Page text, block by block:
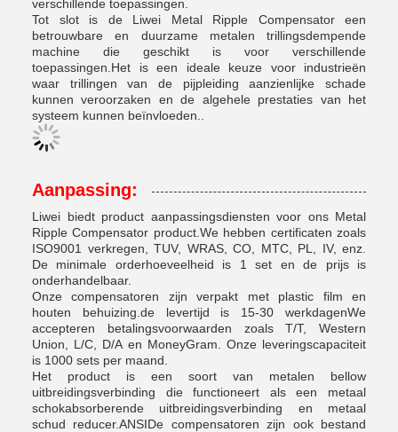
verschillende toepassingen.
Tot slot is de Liwei Metal Ripple Compensator een
betrouwbare en duurzame metalen trillingsdempende
machine die geschikt is voor verschillende
toepassingen.Het is een ideale keuze voor industrieën
waar trillingen van de pijpleiding aanzienlijke schade
kunnen veroorzaken en de algehele prestaties van het
systeem kunnen beïnvloeden..
Aanpassing:
Liwei biedt product aanpassingsdiensten voor ons Metal
Ripple Compensator product.We hebben certificaten zoals
ISO9001 verkregen, TUV, WRAS, CO, MTC, PL, IV, enz.
De minimale orderhoeveelheid is 1 set en de prijs is
onderhandelbaar.
Onze compensatoren zijn verpakt met plastic film en
houten behuizing.de levertijd is 15-30 werkdagenWe
accepteren betalingsvoorwaarden zoals T/T, Western
Union, L/C, D/A en MoneyGram. Onze leveringscapaciteit
is 1000 sets per maand.
Het product is een soort van metalen bellow
uitbreidingsverbinding die functioneert als een metaal
schokabsorberende uitbreidingsverbinding en metaal
schud reducer.ANSIDe compensatoren zijn ook bestand